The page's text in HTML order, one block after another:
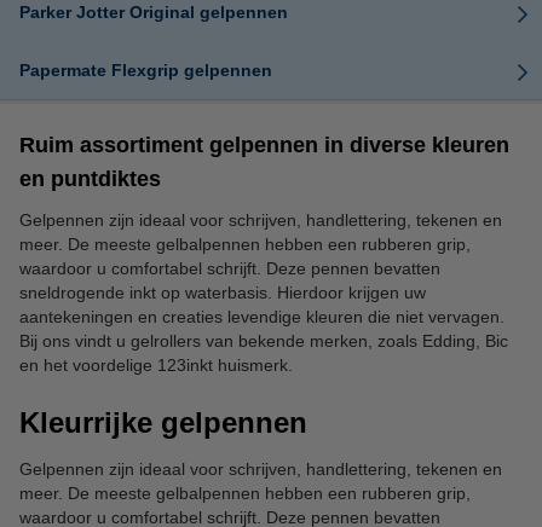
Parker Jotter Original gelpennen
Papermate Flexgrip gelpennen
Ruim assortiment gelpennen in diverse kleuren
en puntdiktes
Gelpennen zijn ideaal voor schrijven, handlettering, tekenen en
meer. De meeste gelbalpennen hebben een rubberen grip,
waardoor u comfortabel schrijft. Deze pennen bevatten
sneldrogende inkt op waterbasis. Hierdoor krijgen uw
aantekeningen en creaties levendige kleuren die niet vervagen.
Bij ons vindt u gelrollers van bekende merken, zoals Edding, Bic
en het voordelige 123inkt huismerk.
Kleurrijke gelpennen
Gelpennen zijn ideaal voor schrijven, handlettering, tekenen en
meer. De meeste gelbalpennen hebben een rubberen grip,
waardoor u comfortabel schrijft. Deze pennen bevatten